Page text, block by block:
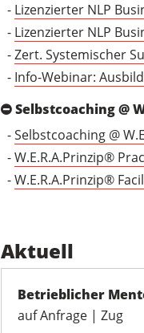
- Lizenzierter NLP
- Lizenzierter NLP
-Zert. Systemischer
- Info-Webinar:
Selbstcoaching @
-Selbstcoaching @
-W.E.R.A.Prinzip®
-W.E.R.A.Prinzip®
Aktuell
Betrieblicher
auf Anfrage | Zug